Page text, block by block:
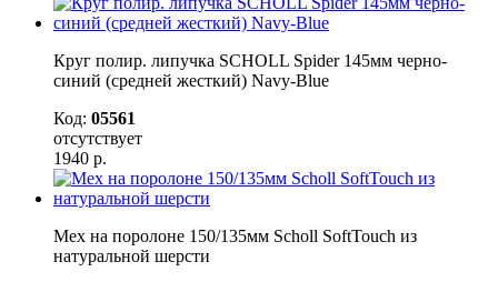
Круг полир. липучка SCHOLL Spider 145мм черно-
синий (средней жесткий) Navy-Blue
Код: 05561
отсутствует
1940 р.
Мех на поролоне 150/135мм Scholl SoftTouch из
натуральной шерсти